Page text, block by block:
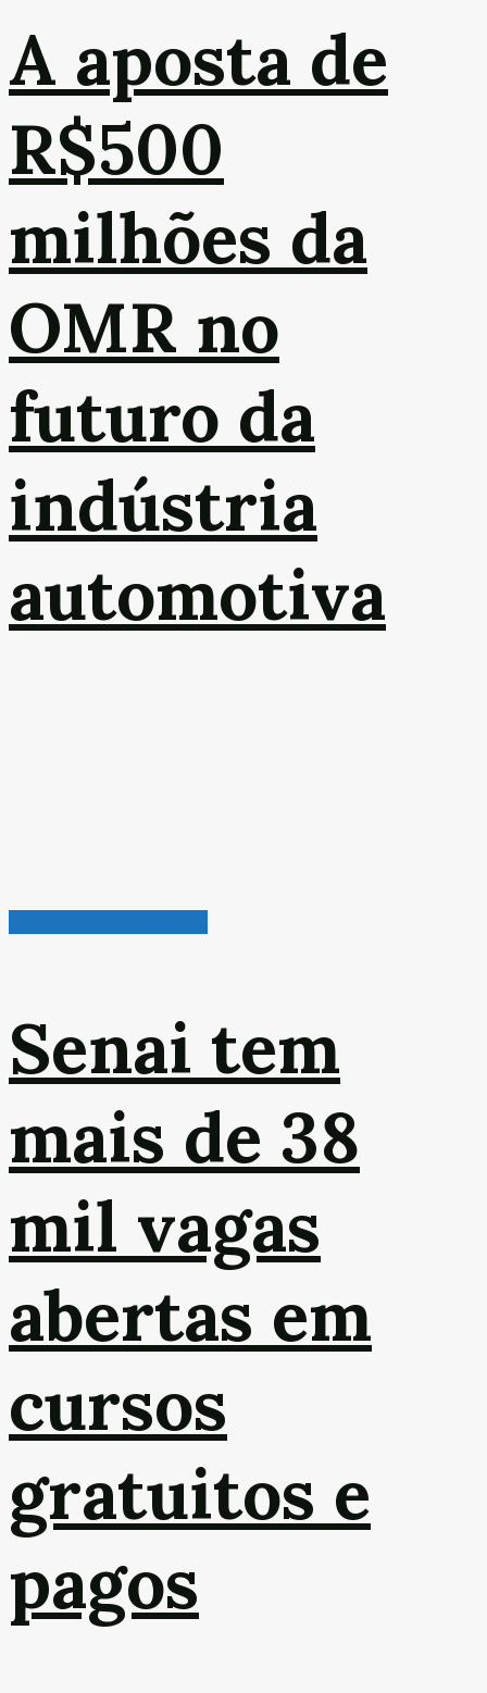
A aposta de
R$500
milhões da
OMR no
futuro da
indústria
automotiva
Senai tem
mais de 38
mil vagas
abertas em
cursos
gratuitos e
pagos